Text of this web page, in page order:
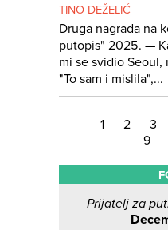
TINO DEŽELIĆ
Druga nagrada na
putopis" 2025. —
mi se svidio Seoul,
"To sam i mislila",...
1 2 3
9
Prijatelj za